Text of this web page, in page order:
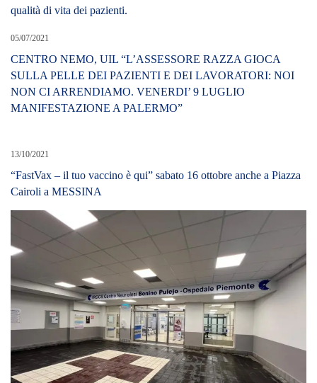
qualità di vita dei pazienti.
05/07/2021
CENTRO NEMO, UIL “L’ASSESSORE RAZZA GIOCA
SULLA PELLE DEI PAZIENTI E DEI LAVORATORI: NOI
NON CI ARRENDIAMO. VENERDI’ 9 LUGLIO
MANIFESTAZIONE A PALERMO”
13/10/2021
“FastVax – il tuo vaccino è qui” sabato 16 ottobre anche a Piazza
Cairoli a MESSINA